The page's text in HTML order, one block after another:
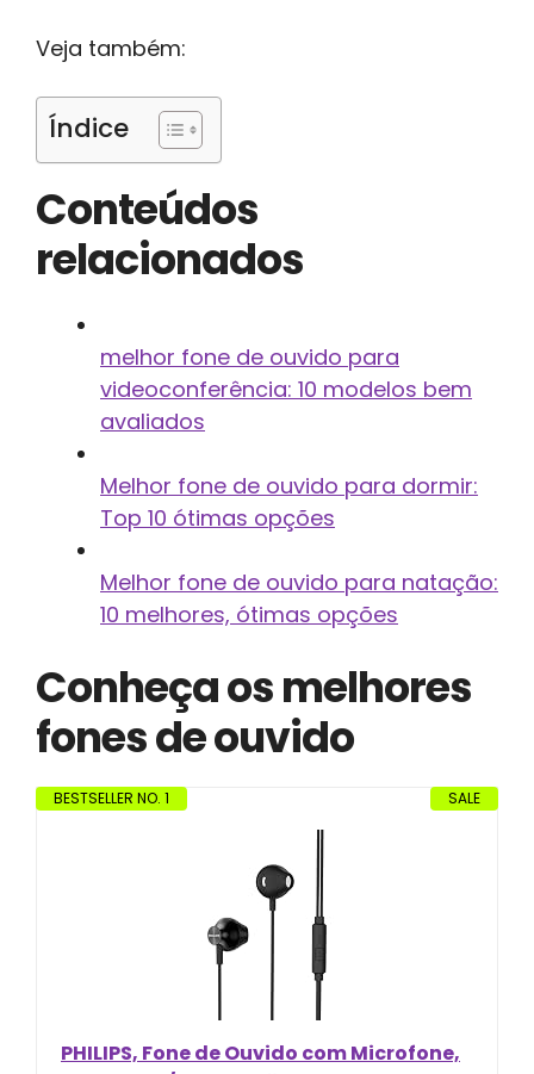
Veja também:
Índice
Conteúdos
relacionados
melhor fone de ouvido para
videoconferência: 10 modelos bem
avaliados
Melhor fone de ouvido para dormir:
Top 10 ótimas opções
Melhor fone de ouvido para natação:
10 melhores, ótimas opções
Conheça os melhores
fones de ouvido
SALE
BESTSELLER NO. 1
PHILIPS, Fone de Ouvido com Microfone,